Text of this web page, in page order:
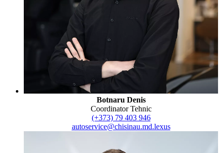
Botnaru Denis
Coordinator Tehnic
(+373) 79 403 946
autoservice@chisinau.md.lexus